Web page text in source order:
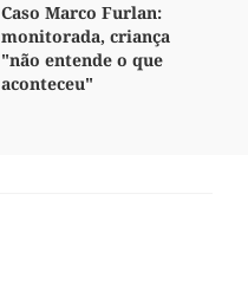
Caso Marco Furlan:
monitorada, criança
"não entende o que
aconteceu"